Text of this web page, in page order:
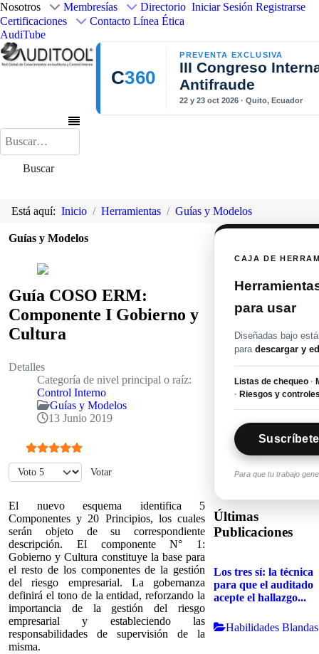
Nosotros Membresías
Directorio
Certificaciones
Contacto Línea Ética
AudiTube
Iniciar Sesión Registrarse
C360
PREVENTA EXCLUSIVA
III Congreso
Antifraude
22 y 23 oct 2026 · Quito, Ecuador
Buscar
Buscar
Está aquí: Inicio Herramientas Guías y Modelos
Guías y Modelos
Guía COSO ERM:
Componente I Gobierno y
Cultura
Detalles
Categoría de nivel principal o raíz:
Control Interno
Guías y Modelos
13 Junio 2019
Ratio:5/5
Por favor, vote
El nuevo esquema identifica 5
Componentes y 20 Principios, los cuales
serán objeto de su correspondiente
descripción. El componente N° 1:
Gobierno y Cultura constituye la base para
el resto de los componentes de la gestión
del riesgo empresarial. La gobernanza
definirá el tono de la entidad, reforzando la
importancia de la gestión del riesgo
empresarial y estableciendo las
responsabilidades de supervisión de la
misma.
CAJA DE
para usar
Diseñadas bajo
paradescargar y
Listas de chequeo ·
· Riesgos y
Para que tu trabajo
Últimas
Publicaciones
Los tres sí: la técnica
para que el auditado
acepte el hallazgo...
Habilidades Blandas